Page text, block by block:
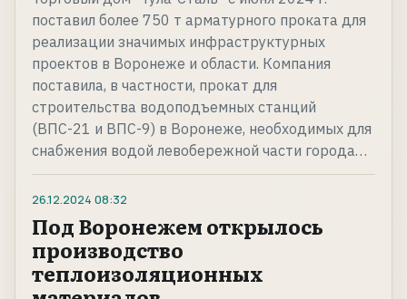
поставил более 750 т арматурного проката для
реализации значимых инфраструктурных
проектов в Воронеже и области. Компания
поставила, в частности, прокат для
строительства водоподъемных станций
(ВПС-21 и ВПС-9) в Воронеже, необходимых для
снабжения водой левобережной части города…
26.12.2024 08:32
Под Воронежем открылось
производство
теплоизоляционных